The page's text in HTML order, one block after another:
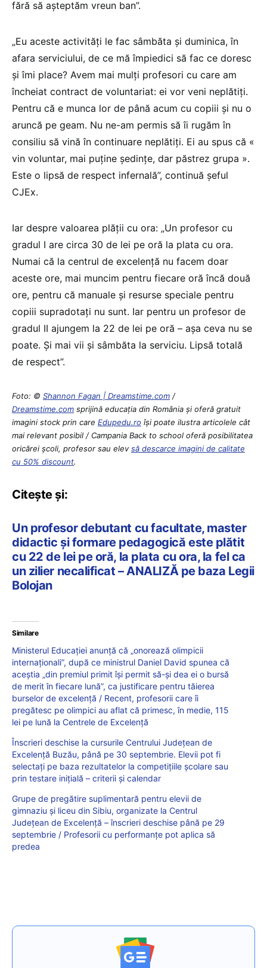
fără să așteptăm vreun ban”.
„Eu aceste activități le fac sâmbăta și duminica, în
afara serviciului, de ce mă împiedici să fac ce doresc
și îmi place? Avem mai mulți profesori cu care am
încheiat contract de voluntariat: ei vor veni neplătiți.
Pentru că e munca lor de până acum cu copiii și nu o
aruncă pe geam. Nu ne-am permis să îi rugăm în
consiliu să vină în continuare neplătiți. Ei au spus că «
vin voluntar, mai puține ședințe, dar păstrez grupa ».
Este o lipsă de respect infernală”, continuă șeful
CJEx.
Iar despre valoarea plății cu ora: „Un profesor cu
gradul I are circa 30 de lei pe oră la plata cu ora.
Numai că la centrul de excelență nu facem doar
aceste ore, mai muncim pentru fiecare oră încă două
ore, pentru că manuale și resurse speciale pentru
copiii supradotați nu sunt. Iar pentru un profesor de
gradul II ajungem la 22 de lei pe oră – așa ceva nu se
poate. Și mai vii și sâmbăta la serviciu. Lipsă totală
de respect”.
Foto: © Shannon Fagan | Dreamstime.com /
Dreamstime.com sprijină educaţia din România şi oferă gratuit
imagini stock prin care Edupedu.ro îşi poate ilustra articolele cât
mai relevant posibil / Campania Back to school oferă posibilitatea
oricărei școli, profesor sau elevsă descarce imagini de calitate
cu 50% discount.
Citește și:
Un profesor debutant cu facultate, master
didactic și formare pedagogică este plătit
cu 22 de lei pe oră, la plata cu ora, la fel ca
un zilier necalificat – ANALIZĂ pe baza Legii
Bolojan
Similare
Ministerul Educației anunță că „onorează olimpicii
internaționali”, după ce ministrul Daniel David spunea că
aceștia „din premiul primit își permit să-și dea ei o bursă
de merit în fiecare lună”, ca justificare pentru tăierea
burselor de excelență / Recent, profesorii care îi
pregătesc pe olimpici au aflat că primesc, în medie, 115
lei pe lună la Centrele de Excelență
Înscrieri deschise la cursurile Centrului Județean de
Excelență Buzău, până pe 30 septembrie. Elevii pot fi
selectați pe baza rezultatelor la competițiile școlare sau
prin testare inițială – criterii și calendar
Grupe de pregătire suplimentară pentru elevii de
gimnaziu și liceu din Sibiu, organizate la Centrul
Județean de Excelență – înscrieri deschise până pe 29
septembrie / Profesorii cu performanțe pot aplica să
predea